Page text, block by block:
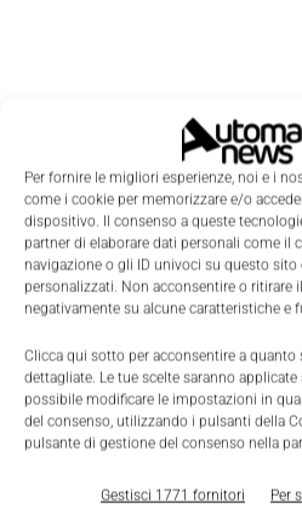
Per fornire le migliori esperienze, noi e i
come i cookie per memorizzare e/o
dispositivo. Il consenso a queste
partner di elaborare dati personali come il
navigazione o gli ID univoci su questo
personalizzati. Non acconsentire o ritirare
negativamente su alcune caratteristiche e
Clicca qui sotto per acconsentire a quanto
dettagliate. Le tue scelte saranno
possibile modificare le impostazioni in
del consenso, utilizzando i pulsanti della
pulsante di gestione del consenso nella
Gestisci 1771 fornitori Per
Edicola